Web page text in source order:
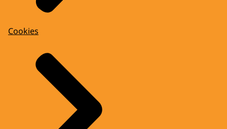
Cookies